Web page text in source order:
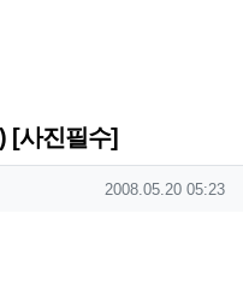
[사진필수]
작성일
2008.05.20 05:23